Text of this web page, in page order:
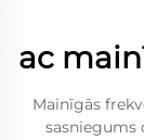
ac
Mainīgās
sasniegums